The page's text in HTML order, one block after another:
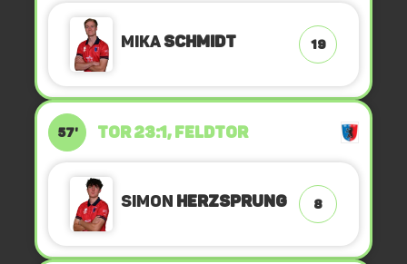
MikaSchmidt 19
57' TOR 23:1, FELDTOR
Simon Herzsprung 8